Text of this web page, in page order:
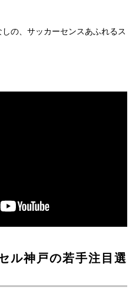
の、サッカーセンスあふれるス
ル神戸の若手注目選